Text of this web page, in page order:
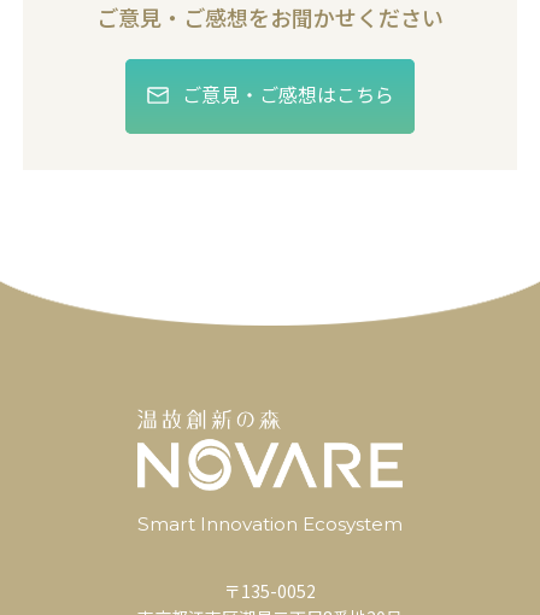
ご意見・ご感想をお聞かせください
ご意見・ご感想はこちら
Smart Innovation Ecosystem
〒135-0052